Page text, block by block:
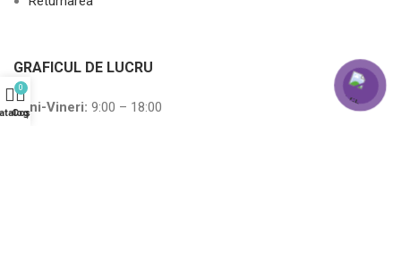
GRAFICUL DE LUCRU
Luni-Vineri: 9:00 – 18:00
0
Coș